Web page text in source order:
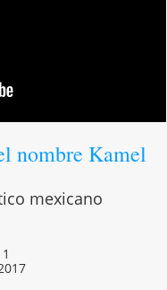
nombre Kamel
mexicano